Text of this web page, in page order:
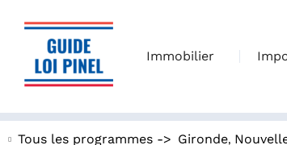
Immobilier
Tous les programmes -> Gironde,